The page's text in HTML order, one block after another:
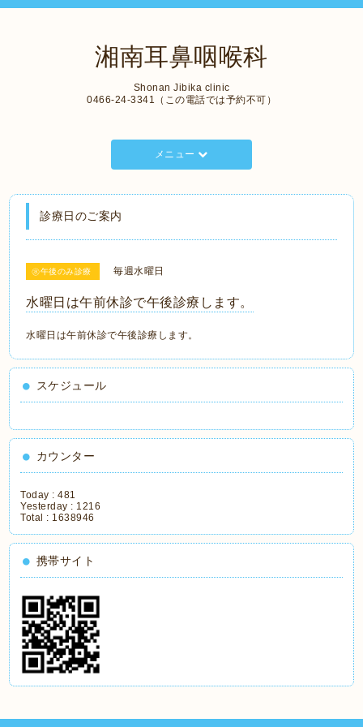
湘南耳鼻咽喉科
Shonan Jibika clinic
0466-24-3341（この電話では予約不可）
メニュー
診療日のご案内
㊌午後のみ診療 毎週水曜日
水曜日は午前休診で午後診療します。
水曜日は午前休診で午後診療します。
スケジュール
カウンター
Today :481
Yesterday : 1216
Total : 1638946
携帯サイト